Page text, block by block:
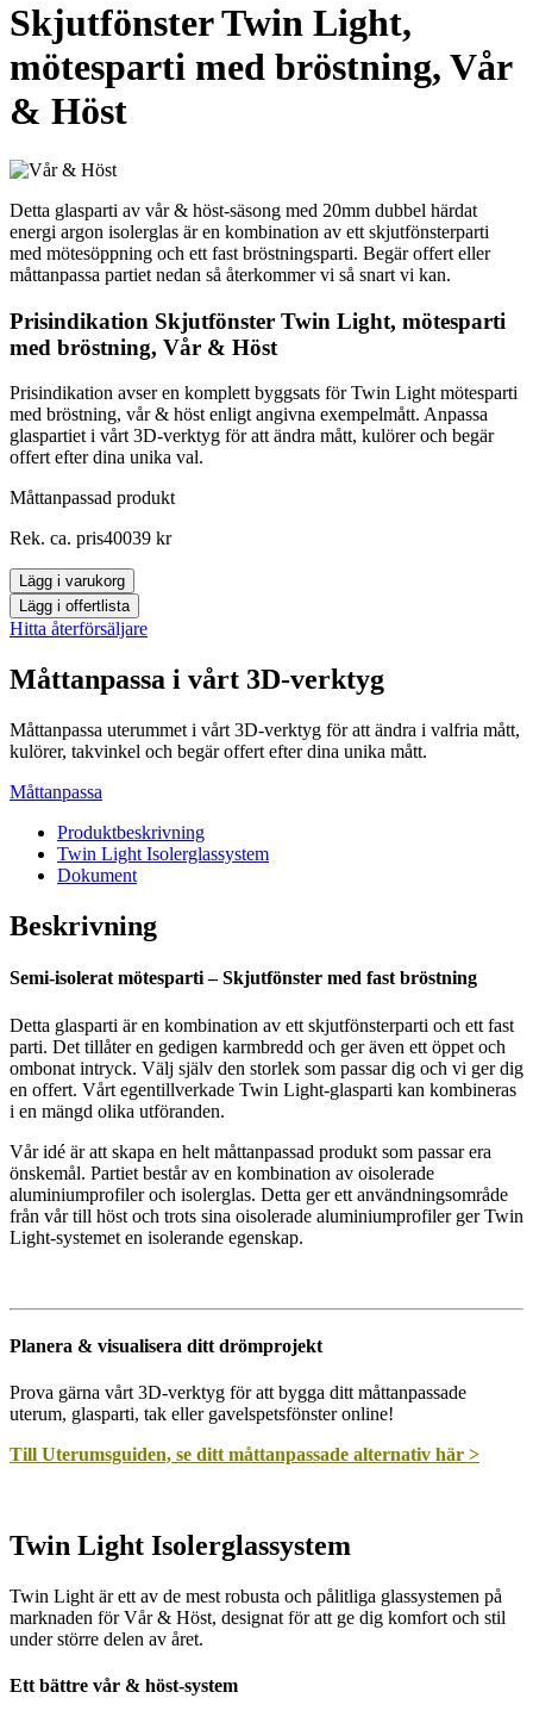
Skjutfönster Twin Light,
mötesparti med bröstning, Vår
& Höst
Detta glasparti av vår & höst-säsong med 20mm dubbel härdat
energi argon isolerglas är en kombination av ett skjutfönsterparti
med mötesöppning och ett fast bröstningsparti. Begär offert eller
måttanpassa partiet nedan så återkommer vi så snart vi kan.
Prisindikation Skjutfönster Twin Light, mötesparti
med bröstning, Vår & Höst
Prisindikation avser en komplett byggsats för Twin Light mötesparti
med bröstning, vår & höst enligt angivna exempelmått. Anpassa
glaspartiet i vårt 3D-verktyg för att ändra mått, kulörer och begär
offert efter dina unika val.
Måttanpassad produkt
Skjutfönster
Light,
mötesparti
med
bröstning,
Vår
&
mängd
Rek. ca. pris40039 kr
Lägg i varukorg
Lägg i offertlista
Hitta återförsäljare
Måttanpassa i vårt 3D-verktyg
Måttanpassa uterummet i vårt 3D-verktyg för att ändra i valfria mått,
kulörer, takvinkel och begär offert efter dina unika mått.
Måttanpassa
Produktbeskrivning
Twin Light Isolerglassystem
Dokument
Beskrivning
Semi-isolerat mötesparti – Skjutfönster med fast bröstning
Detta glasparti är en kombination av ett skjutfönsterparti och ett fast
parti. Det tillåter en gedigen karmbredd och ger även ett öppet och
ombonat intryck. Välj själv den storlek som passar dig och vi ger dig
en offert. Vårt egentillverkade Twin Light-glasparti kan kombineras
i en mängd olika utföranden.
Vår idé är att skapa en helt måttanpassad produkt som passar era
önskemål. Partiet består av en kombination av oisolerade
aluminiumprofiler och isolerglas. Detta ger ett användningsområde
från vår till höst och trots sina oisolerade aluminiumprofiler ger Twin
Light-systemet en isolerande egenskap.
Planera & visualisera ditt drömprojekt
Prova gärna vårt 3D-verktyg för att bygga ditt måttanpassade
uterum, glasparti, tak eller gavelspetsfönster online!
Till Uterumsguiden, se ditt måttanpassade alternativ här >
Twin Light Isolerglassystem
Twin Light är ett av de mest robusta och pålitliga glassystemen på
marknaden för Vår & Höst, designat för att ge dig komfort och stil
under större delen av året.
Ett bättre vår & höst-system